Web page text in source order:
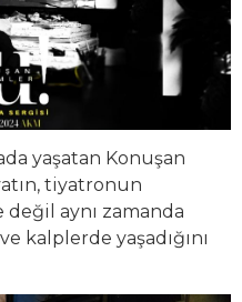
yaşatan Konuşan
tiyatronun
değil aynı zamanda
kalplerde yaşadığını